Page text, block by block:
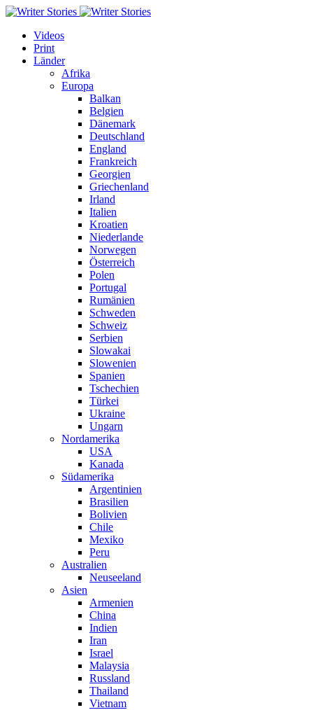
Videos
Print
Länder
Afrika
Europa
Balkan
Belgien
Dänemark
Deutschland
England
Frankreich
Georgien
Griechenland
Irland
Italien
Kroatien
Niederlande
Norwegen
Österreich
Polen
Portugal
Rumänien
Schweden
Schweiz
Serbien
Slowakai
Slowenien
Spanien
Tschechien
Türkei
Ukraine
Ungarn
Nordamerika
USA
Kanada
Südamerika
Argentinien
Brasilien
Bolivien
Chile
Mexiko
Peru
Australien
Neuseeland
Asien
Armenien
China
Indien
Iran
Israel
Malaysia
Russland
Thailand
Vietnam